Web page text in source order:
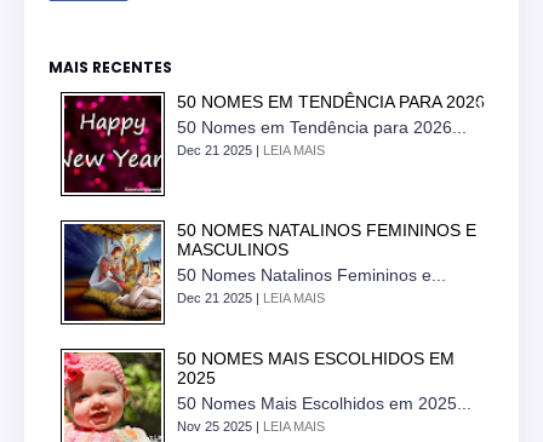
MAIS RECENTES
50 NOMES EM TENDÊNCIA PARA 2026
50 Nomes em Tendência para 2026...
Dec 21 2025 | LEIA MAIS
50 NOMES NATALINOS FEMININOS E
MASCULINOS
50 Nomes Natalinos Femininos e...
Dec 21 2025 | LEIA MAIS
50 NOMES MAIS ESCOLHIDOS EM
2025
50 Nomes Mais Escolhidos em 2025...
Nov 25 2025 | LEIA MAIS